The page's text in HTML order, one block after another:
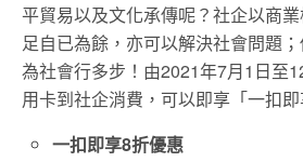
平貿易以及文化承傳呢？社企以商
足自已為餘，亦可以解決社會問題
為社會行多步！由2021年7月1日至
用卡到社企消費，可以即享「一扣即
一扣即享8折優惠